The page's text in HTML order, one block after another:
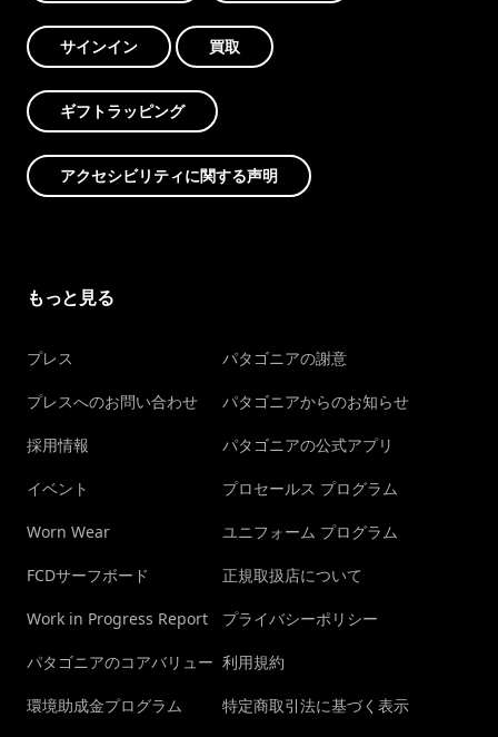
サインイン 買取
ギフトラッピング
アクセシビリティに関する声明
もっと見る
プレス
プレスへのお問い合わせ
採用情報
イベント
Worn Wear
FCDサーフボード
Work in Progress Report
パタゴニアのコアバリュー
環境助成金プログラム
パタゴニアの謝意
パタゴニアからのお知らせ
パタゴニアの公式アプリ
プロセールス プログラム
ユニフォーム プログラム
正規取扱店について
プライバシーポリシー
利用規約
特定商取引法に基づく表示